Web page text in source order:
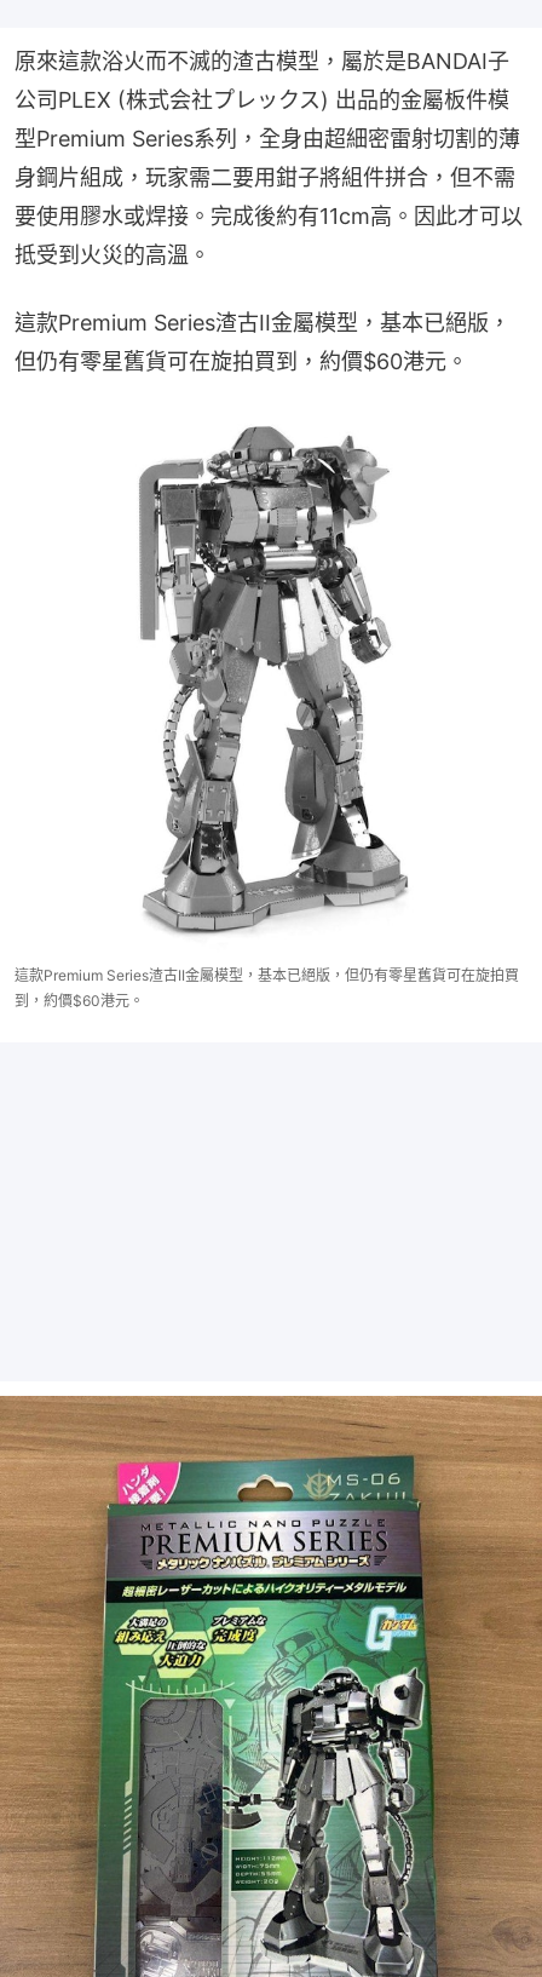
原來這款浴火而不滅的渣古模型，屬於是BANDAI子
公司PLEX (株式会社プレックス) 出品的金屬板件模
型Premium Series系列，全身由超細密雷射切割的薄
身鋼片組成，玩家需二要用鉗子將組件拼合，但不需
要使用膠水或焊接。完成後約有11cm高。因此才可以
抵受到火災的高溫。
這款Premium Series渣古II金屬模型，基本已絕版，
但仍有零星舊貨可在旋拍買到，約價$60港元。
這款Premium Series渣古II金屬模型，基本已絕版，但仍有零星舊貨可在旋拍買
到，約價$60港元。